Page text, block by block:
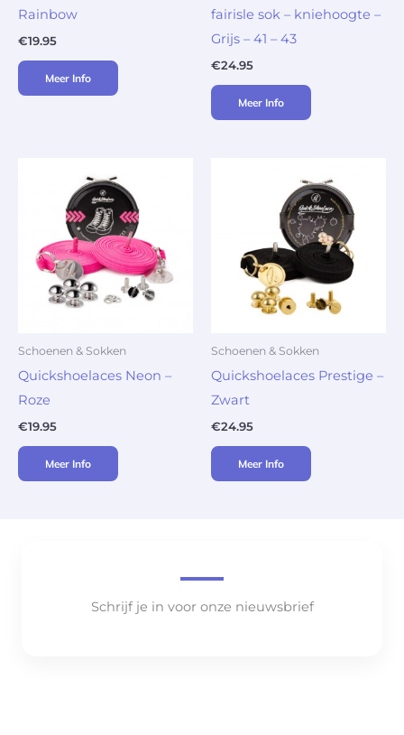
Rainbow
€19.95
Meer Info
fairisle sok – kniehoogte –
Grijs – 41 – 43
€24.95
Meer Info
Schoenen & Sokken
Quickshoelaces Neon –
Roze
€19.95
Meer Info
Schoenen & Sokken
Quickshoelaces Prestige –
Zwart
€24.95
Meer Info
Schrijf je in voor onze nieuwsbrief